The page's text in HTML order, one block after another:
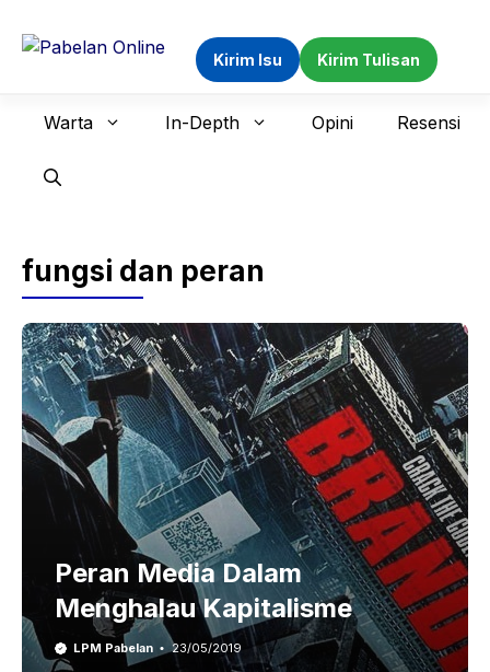
Kirim Isu Kirim Tulisan
Warta In-Depth Opini Resensi
fungsi dan peran
Peran Media Dalam
Menghalau Kapitalisme
LPM Pabelan 23/05/2019